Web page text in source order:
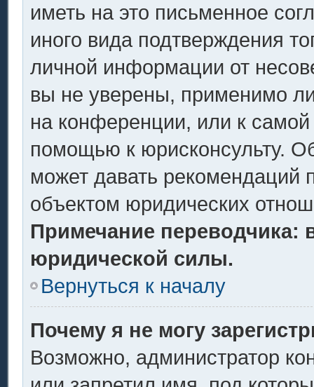
иметь на это письменное
иного вида подтверждения
личной информации от
вы не уверены, применимо
на конференции, или к
помощью к юрисконсульту.
может давать рекомендаций
объектом юридических
Примечание переводчика:
юридической силы.
Вернуться к началу
Почему я не могу
Возможно, администратор